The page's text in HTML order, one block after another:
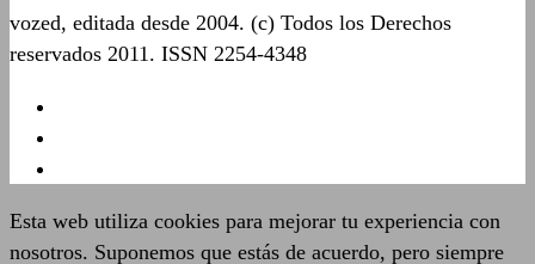
vozed, editada desde 2004. (c) Todos los Derechos
reservados 2011. ISSN 2254-4348
Esta web utiliza cookies para mejorar tu experiencia con
nosotros. Suponemos que estás de acuerdo, pero siempre